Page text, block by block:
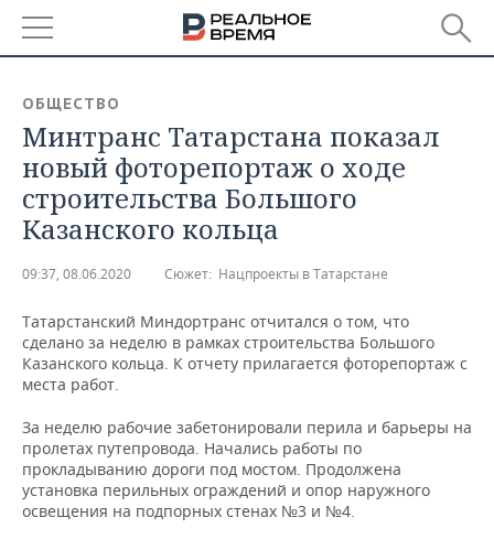
БАШКОРТОСТАН
ТАТАРСТАН
УДМУРТИЯ
НОВОСТИ
АНАЛИТИКА
НОВОСТИ АНАЛИТИКИ
ДЕКЛАРАЦИИ О ДОХОДАХ
КОРОЛИ ГОСЗАКАЗА ПФО
ВУЗЫ ТАТАРСТАНА
КОМУ ПРИНАДЛЕЖАТ
ТОРГОВЫЕ ЦЕНТРЫ
ТАТАРСТАНА
ЭКОНОМИКА
НОВОСТИ ЭКОНОМИКИ
ФИНАНСЫ
БАНКИ
БЮДЖЕТ
ИНВЕСТИЦИИ
ПРОМЫШЛЕННОСТЬ
НОВОСТИ
ПРОМЫШЛЕННОСТИ
АГРОПРОМ
МАШИНОСТРОЕНИЕ
НЕФТЕХИМИЯ
НЕДВИЖИМОСТЬ
НОВОСТИ НЕДВИЖИМОСТИ
АВТО
НОВОСТИ АВТО
БИЗНЕС
НОВОСТИ БИЗНЕСА
ТЕХНОЛОГИИ
ОБЩЕСТВО
Минтранс Татарстана показал
новый фоторепортаж о ходе
строительства Большого
Казанского кольца
09:37, 08.06.2020 Сюжет: Нацпроекты в Татарстане
Татарстанский Миндортранс отчитался о том, что
сделано за неделю в рамках строительства Большого
Казанского кольца. К отчету прилагается фоторепортаж с
места работ.
За неделю рабочие забетонировали перила и барьеры на
пролетах путепровода. Начались работы по
прокладыванию дороги под мостом. Продолжена
установка перильных ограждений и опор наружного
освещения на подпорных стенах №3 и №4.